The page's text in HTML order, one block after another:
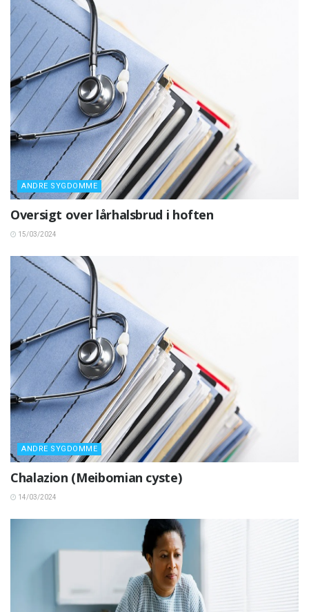
ANDRE SYGDOMME
Oversigt over lårhalsbrud i hoften
15/03/2024
ANDRE SYGDOMME
Chalazion (Meibomian cyste)
14/03/2024